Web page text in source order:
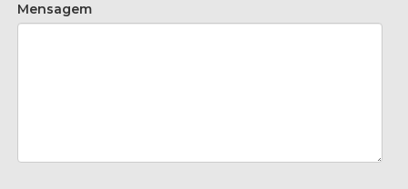
Mensagem